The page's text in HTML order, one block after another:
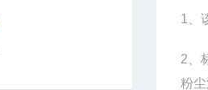
1、
2、
粉